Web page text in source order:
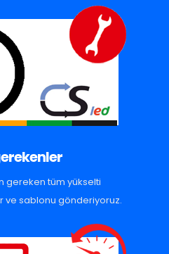
gereken tüm yükselti
sablonu gönderiyoruz.